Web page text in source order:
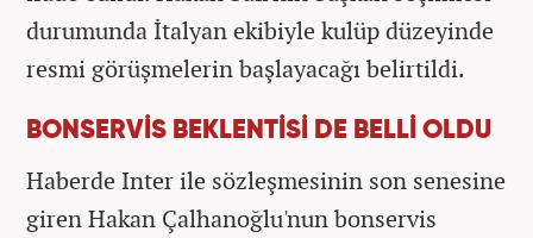
durumunda İtalyan ekibiyle kulüp düzeyinde
resmi görüşmelerin başlayacağı belirtildi.
BONSERVİS BEKLENTİSİ DE BELLİ OLDU
Haberde Inter ile sözleşmesinin son senesine
giren Hakan Çalhanoğlu'nun bonservis